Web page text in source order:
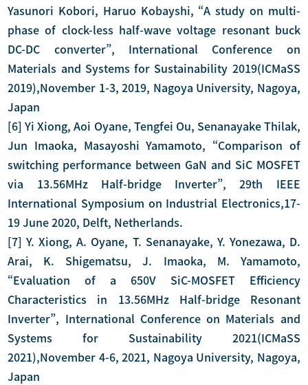
Yasunori Kobori, Haruo Kobayshi, “A study on multi-
phase of clock-less half-wave voltage resonant buck
DC-DC converter”, International Conference on
Materials and Systems for Sustainability 2019(ICMaSS
2019),November 1-3, 2019, Nagoya University, Nagoya,
Japan
[6] Yi Xiong, Aoi Oyane, Tengfei Ou, Senanayake Thilak,
Jun Imaoka, Masayoshi Yamamoto, “Comparison of
switching performance between GaN and SiC MOSFET
via 13.56MHz Half-bridge Inverter”, 29th IEEE
International Symposium on Industrial Electronics,17-
19 June 2020, Delft, Netherlands.
[7] Y. Xiong, A. Oyane, T. Senanayake, Y. Yonezawa, D.
Arai, K. Shigematsu, J. Imaoka, M. Yamamoto,
“Evaluation of a 650V SiC-MOSFET Efficiency
Characteristics in 13.56MHz Half-bridge Resonant
Inverter”, International Conference on Materials and
Systems for Sustainability 2021(ICMaSS
2021),November 4-6, 2021, Nagoya University, Nagoya,
Japan